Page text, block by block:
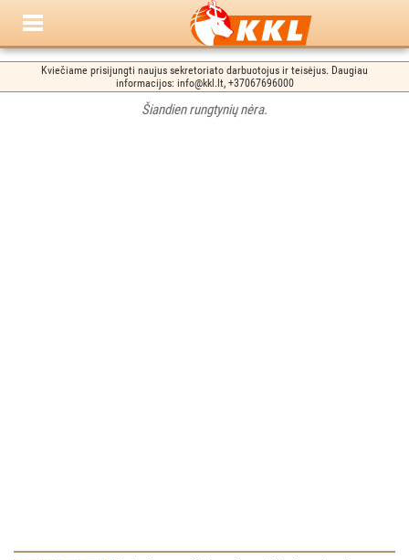
Kviečiame prisijungti naujus sekretoriato darbuotojus ir teisėjus. Daugiau
informacijos: info@kkl.lt, +37067696000
Šiandien rungtynių nėra.